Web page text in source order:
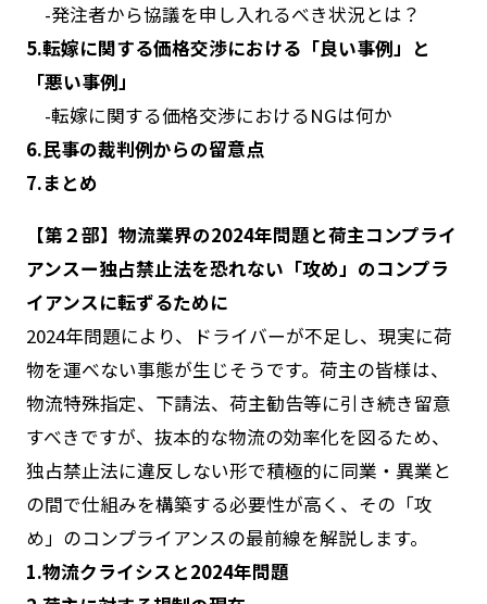
-発注者から協議を申し入れるべき状況とは？
5.転嫁に関する価格交渉における「良い事例」と
「悪い事例」
-転嫁に関する価格交渉におけるNGは何か
6.民事の裁判例からの留意点
7.まとめ
【第２部】物流業界の2024年問題と荷主コンプライ
アンスー独占禁止法を恐れない「攻め」のコンプラ
イアンスに転ずるために
2024年問題により、ドライバーが不足し、現実に荷
物を運べない事態が生じそうです。荷主の皆様は、
物流特殊指定、下請法、荷主勧告等に引き続き留意
すべきですが、抜本的な物流の効率化を図るため、
独占禁止法に違反しない形で積極的に同業・異業と
の間で仕組みを構築する必要性が高く、その「攻
め」のコンプライアンスの最前線を解説します。
1.物流クライシスと2024年問題